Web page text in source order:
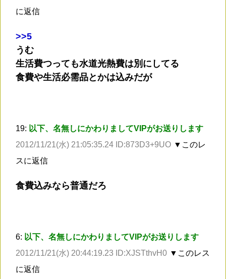
に返信
>>5
うむ
生活費つっても水道光熱費は別にしてる
食費や生活必需品とかは込みだが
19: 以下、名無しにかわりましてVIPがお送りします
2012/11/21(水) 21:05:35.24 ID:873D3+9UO ▼このレ
スに返信
食費込みなら普通だろ
6: 以下、名無しにかわりましてVIPがお送りします
2012/11/21(水) 20:44:19.23 ID:XJSTthvH0 ▼このレス
に返信